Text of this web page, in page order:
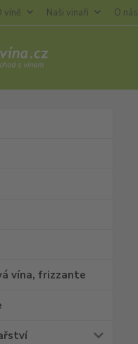
víně Naši vinaři O nás
vína, frizzante